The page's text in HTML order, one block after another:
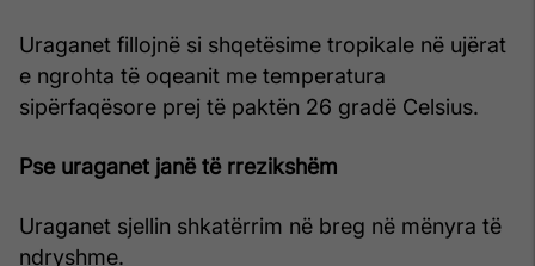
Uraganet fillojnë si shqetësime tropikale në ujërat
e ngrohta të oqeanit me temperatura
sipërfaqësore prej të paktën 26 gradë Celsius.
Pse uraganet janë të rrezikshëm
Uraganet sjellin shkatërrim në breg në mënyra të
ndryshme.